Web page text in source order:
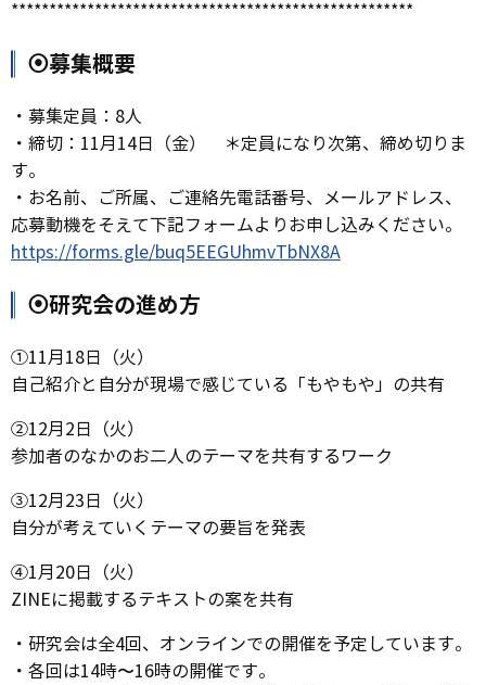
*****************************************************
⦿募集概要
・募集定員：8人
・締切：11月14日（金） ＊定員になり次第、締め切りま
す。
・お名前、ご所属、ご連絡先電話番号、メールアドレス、
応募動機をそえて下記フォームよりお申し込みください。
https://forms.gle/buq5EEGUhmvTbNX8A
⦿研究会の進め方
①11月18日（火）
自己紹介と自分が現場で感じている「もやもや」の共有
②12月2日（火）
参加者のなかのお二人のテーマを共有するワーク
③12月23日（火）
自分が考えていくテーマの要旨を発表
④1月20日（火）
ZINEに掲載するテキストの案を共有
・研究会は全4回、オンラインでの開催を予定しています。
・各回は14時〜16時の開催です。